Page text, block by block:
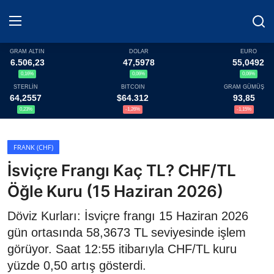
Haberler
Döviz
Altın Fiyatları
Döviz Kurları
Fonlar
Kripto Paralar
Çeviriciler
GRAM ALTIN
6.506,23
0,16%
DOLAR
47,5978
0,06%
EURO
55,0492
0,06%
STERLİN
64,2557
0,23%
BITCOIN
$64.312
-1,26%
GRAM GÜMÜŞ
93,85
-1,15%
FRANK (CHF)
İsviçre Frangı Kaç TL? CHF/TL
Öğle Kuru (15 Haziran 2026)
Döviz Kurları: İsviçre frangı 15 Haziran 2026
gün ortasında 58,3673 TL seviyesinde işlem
görüyor. Saat 12:55 itibarıyla CHF/TL kuru
yüzde 0,50 artış gösterdi.